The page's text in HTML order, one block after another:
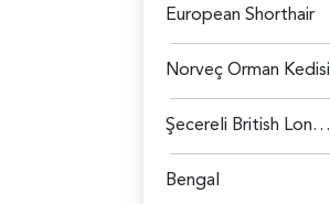
European Shorthair
Norveç Orman Kedisi
Şecereli British Longhair
Bengal